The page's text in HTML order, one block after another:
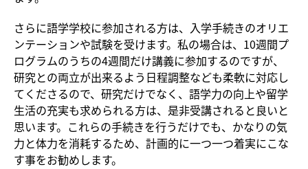
さらに語学学校に参加される方は、入学手続きのオリエ
ンテーションや試験を受けます。私の場合は、10週間プ
ログラムのうちの4週間だけ講義に参加するのですが、
研究との両立が出来るよう日程調整なども柔軟に対応し
てくださるので、研究だけでなく、語学力の向上や留学
生活の充実も求められる方は、是非受講されると良いと
思います。これらの手続きを行うだけでも、かなりの気
力と体力を消耗するため、計画的に一つ一つ着実にこな
す事をお勧めします。